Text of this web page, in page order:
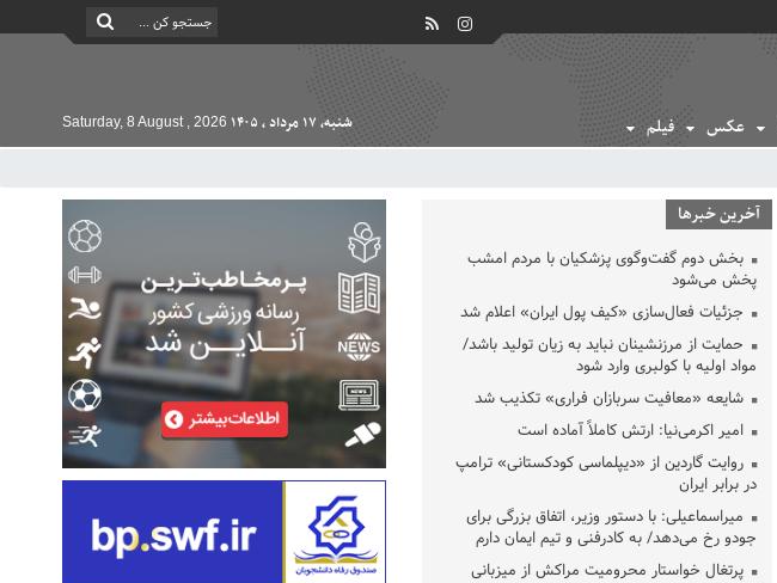
عکس فیلم شنبه, ۱۷ مرداد , ۱۴۰۵ Saturday, 8 August , 2026
آخرین خبرها
بخش دوم گفت‌وگوی پزشکیان با مردم امشب
پخش می‌شود
جزئیات فعال‌سازی «کیف پول ایران» اعلام شد
حمایت از مرزنشینان نباید به زیان تولید باشد/
مواد اولیه با کولبری وارد شود
شایعه «معافیت سربازان فراری» تکذیب شد
امیر اکرمی‌نیا: ارتش کاملاً آماده است
روایت گاردین از «دیپلماسی کودکستانی» ترامپ
در برابر ایران
میراسماعیلی: با دستور وزیر، اتفاق بزرگی برای
جودو رخ می‌دهد/ به کادرفنی و تیم ایمان دارم
پرتغال خواستار محرومیت مراکش از میزبانی